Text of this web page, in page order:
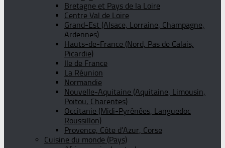
Bretagne et Pays de la Loire
Centre Val de Loire
Grand-Est (Alsace, Lorraine, Champagne,
Ardennes)
Hauts-de-France (Nord, Pas de Calais,
Picardie)
Ile de France
La Réunion
Normandie
Nouvelle-Aquitaine (Aquitaine, Limousin,
Poitou, Charentes)
Occitanie (Midi-Pyrénées, Languedoc
Roussillon)
Provence, Côte d’Azur, Corse
Cuisine du monde (Pays)